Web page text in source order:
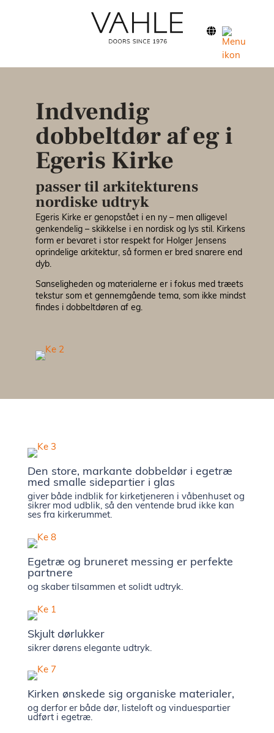
Forside
Om os
Indvendig
dobbeltdør af eg i
Egeris Kirke
passer til arkitekturens
nordiske udtryk
Egeris Kirke er genopstået i en ny – men alligevel
genkendelig – skikkelse i en nordisk og lys stil. Kirkens
form er bevaret i stor respekt for Holger Jensens
oprindelige arkitektur, så formen er bred snarere end
dyb.
Sanseligheden og materialerne er i fokus med træets
tekstur som et gennemgående tema, som ikke mindst
findes i dobbeltdøren af eg.
Den store, markante dobbeldør i egetræ
med smalle sidepartier i glas
giver både indblik for kirketjeneren i våbenhuset og
sikrer mod udblik, så den ventende brud ikke kan
ses fra kirkerummet.
Egetræ og bruneret messing er perfekte
partnere
og skaber tilsammen et solidt udtryk.
Skjult dørlukker
sikrer dørens elegante udtryk.
Kirken ønskede sig organiske materialer,
og derfor er både dør, listeloft og vinduespartier
udført i egetræ.